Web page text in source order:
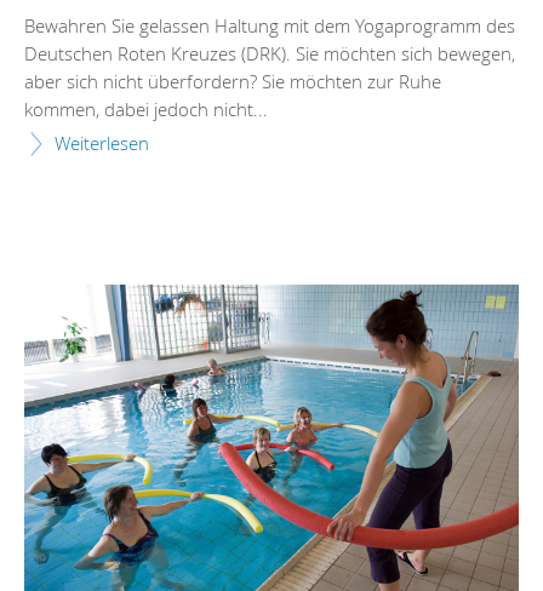
Bewahren Sie gelassen Haltung mit dem Yogaprogramm des
Deutschen Roten Kreuzes (DRK). Sie möchten sich bewegen,
aber sich nicht überfordern? Sie möchten zur Ruhe
kommen, dabei jedoch nicht...
Weiterlesen